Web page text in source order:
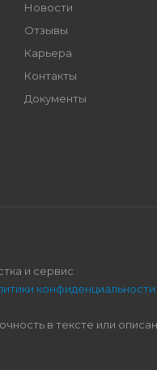
Новости
Отзывы
Карьера
Контакты
Документы
и сервис
конфиденциальности
в тексте или